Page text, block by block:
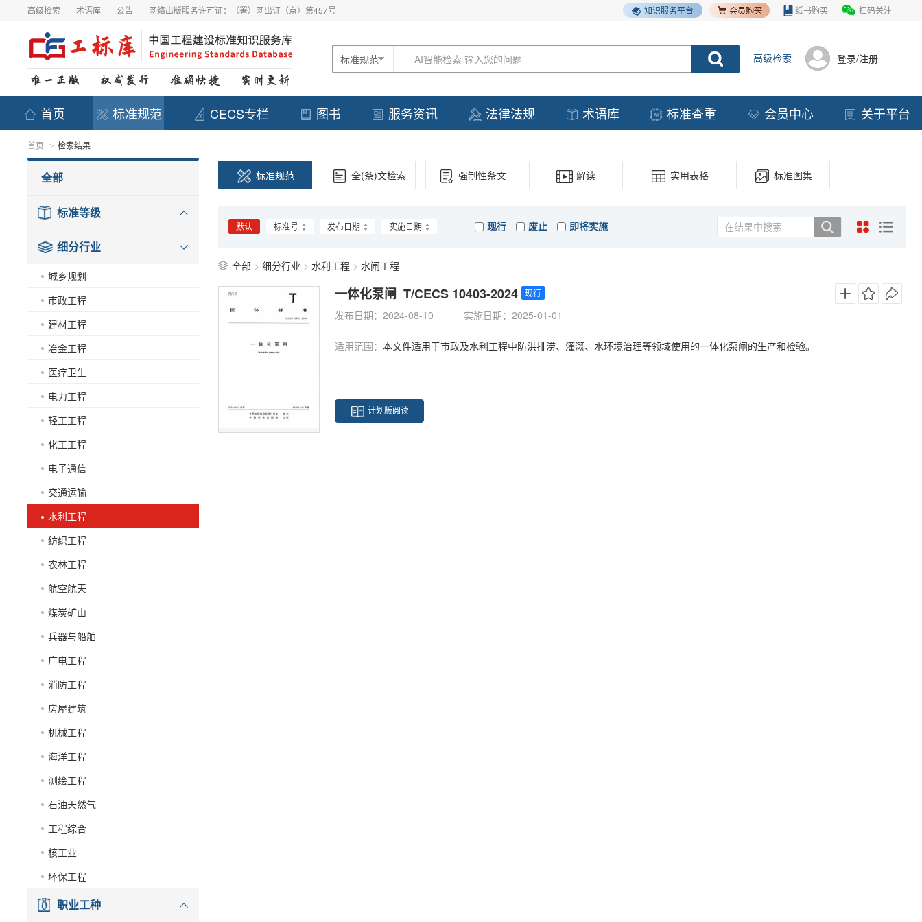
高级检索 术语库 公告 网络出版服务许可证：（署）网出证（京）第457号 知识服务平台 纸书购买 扫码关注
标准规范 AI智能检索 输入您的问题 高级检索 登录/注册
首页 标准规范 CECS专栏 图书 服务资讯 法律法规 术语库 标准查重 会员中心 关于平台
首页 > 检索结果
全部
标准等级
细分行业
城乡规划
市政工程
建材工程
冶金工程
医疗卫生
电力工程
轻工工程
化工工程
电子通信
交通运输
水利工程
纺织工程
农林工程
航空航天
煤炭矿山
兵器与船舶
广电工程
消防工程
房屋建筑
机械工程
海洋工程
测绘工程
石油天然气
工程综合
核工业
环保工程
职业工种
标准规范 全(条)文检索 强制性条文 解读 实用表格 标准图集
默认 标准号 发布日期 实施日期 现行 废止 即将实施
全部 > 细分行业 > 水利工程 > 水闸工程
一体化泵闸 T/CECS 10403-2024 现行
发布日期：2024-08-10 实施日期：2025-01-01
适用范围： 本文件适用于市政及水利工程中防洪排涝、灌溉、水环境治理等领域使用的一体化泵闸的生产和检验。
计划版阅读